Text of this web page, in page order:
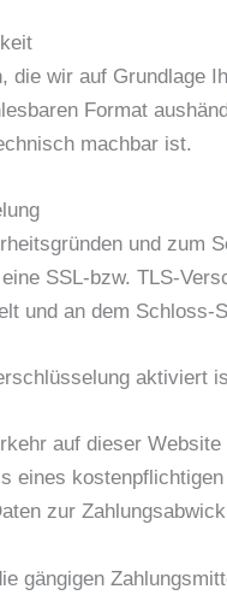
die wir auf Grundlage
Format
machbar ist.
und zum
SSL-bzw. TLS-
und an dem
aktiviert
auf dieser Website
eines
zur
gängigen